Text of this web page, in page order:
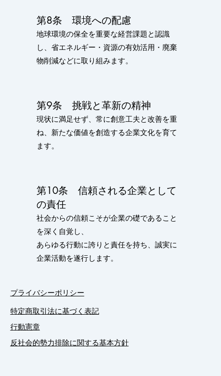
第8条 環境への配慮
地球環境の保全を重要な経営課題と認識
し、省エネルギー・資源の有効活用・廃棄
物削減などに取り組みます。
第9条 挑戦と革新の精神
現状に満足せず、常に創意工夫と改善を重
ね、新たな価値を創造する企業文化を育て
ます。
第10条 信頼される企業として
の責任
社会からの信頼こそが企業の礎であること
を深く自覚し、
あらゆる行動に誇りと責任を持ち、誠実に
企業活動を遂行します。
プライバシーポリシー
特定商取引法に基づく表記
行動憲章
​反社会的勢力排除に関する基本方針